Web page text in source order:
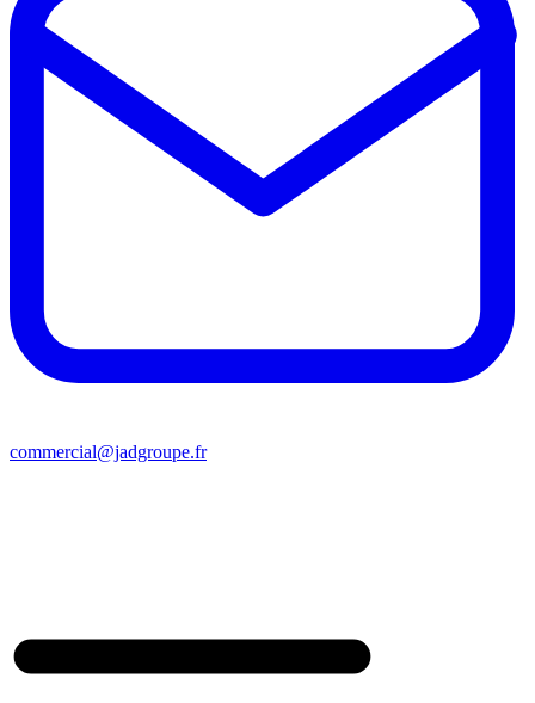
commercial@jadgroupe.fr